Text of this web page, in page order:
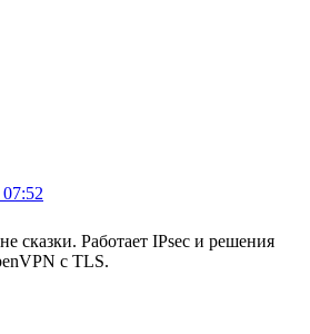
сказки. Работает IPsec и решения
с TLS.